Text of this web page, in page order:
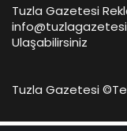
Tuzla Gazetesi
Ulaşabilirsiniz
Tuzla Gazetesi ©